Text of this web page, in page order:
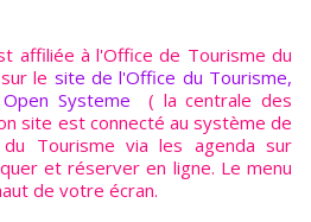
affiliée à l'Office de Tourisme du
le site de l'Office du Tourisme,
Systeme
( la centrale des
site est connecté au système de
Tourisme via les agenda sur
et réserver en ligne. Le menu
de votre écran.